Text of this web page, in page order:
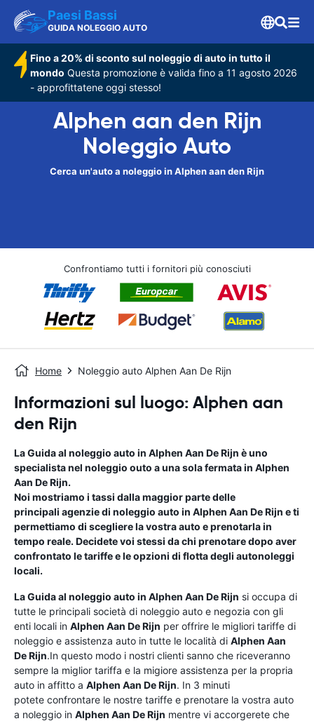
Paesi Bassi
GUIDA NOLEGGIO AUTO
Fino a 20% di sconto sul noleggio di auto in tutto il
mondo Questa promozione è valida fino a 11 agosto 2026
- approfittatene oggi stesso!
Alphen aan den Rijn
Noleggio Auto
Cerca un'auto a noleggio in Alphen aan den Rijn
Confrontiamo tutti i fornitori più conosciuti
Home Noleggio auto Alphen Aan De Rijn
Informazioni sul luogo: Alphen aan
den Rijn
La Guida al noleggio auto in Alphen Aan De Rijn è uno
specialista nel noleggio outo a una sola fermata in Alphen
Aan De Rijn.
Noi mostriamo i tassi dalla maggior parte delle
principali agenzie di noleggio auto in Alphen Aan De Rijn e ti
permettiamo di scegliere la vostra auto e prenotarla in
tempo reale. Decidete voi stessi da chi prenotare dopo aver
confrontato le tariffe e le opzioni di flotta degli autonoleggi
locali.
La Guida al noleggio auto in Alphen Aan De Rijn si occupa di
tutte le principali società di noleggio auto e negozia con gli
enti locali in Alphen Aan De Rijn per offrire le migliori tariffe di
noleggio e assistenza auto in tutte le località di Alphen Aan
De Rijn.In questo modo i nostri clienti sanno che riceveranno
sempre la miglior tariffa e la migiore assistenza per la propria
auto in affitto a Alphen Aan De Rijn. In 3 minuti
potete confrontare le nostre tariffe e prenotare la vostra auto
a noleggio in Alphen Aan De Rijn mentre vi accorgerete che